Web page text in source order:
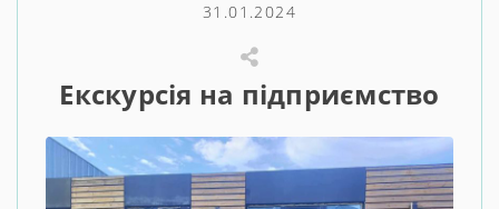
31.01.2024
Екскурсія на підприємство